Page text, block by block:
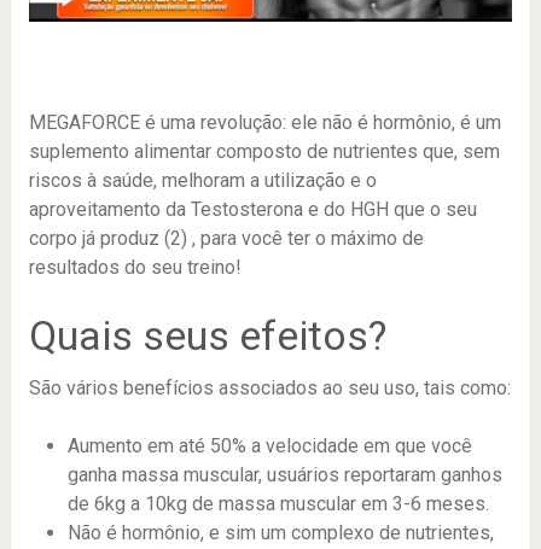
MEGAFORCE é uma revolução: ele não é hormônio, é um
suplemento alimentar composto de nutrientes que, sem
riscos à saúde, melhoram a utilização e o
aproveitamento da Testosterona e do HGH que o seu
corpo já produz (2) , para você ter o máximo de
resultados do seu treino!
Quais seus efeitos?
São vários benefícios associados ao seu uso, tais como:
Aumento em até 50% a velocidade em que você
ganha massa muscular, usuários reportaram ganhos
de 6kg a 10kg de massa muscular em 3-6 meses.
Não é hormônio, e sim um complexo de nutrientes,